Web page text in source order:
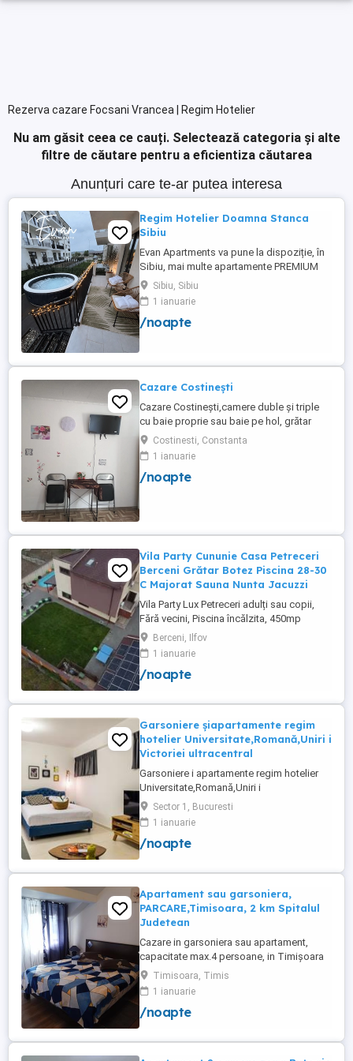
Rezerva cazare Focsani Vrancea | Regim Hotelier
Nu am găsit ceea ce cauți. Selectează categoria și alte
filtre de căutare pentru a eficientiza căutarea
Anunțuri care te-ar putea interesa
Regim Hotelier Doamna Stanca
Sibiu
Evan Apartments va pune la dispoziție, în
Sibiu, mai multe apartamente PREMIUM
pentru cazare în regim hotelier.
Apartamentele sunt complet mobilate și
utilate(veselă, lenjerii, prosoape, apă suc,
cafea, toy box-uri pentru copii și PS4 cu
Sibiu, Sibiu
1 ianuarie
/noapte
Cazare Costinești
Cazare Costinești,camere duble și triple
cu baie proprie sau baie pe hol, grătar
frigider curte,parcare proprie , prețuri
începând de la 150 lei pe noapte,telefon
Costinesti, Constanta
1 ianuarie
/noapte
Vila Party Cununie Casa Petreceri
Berceni Grătar Botez Piscina 28-30
C Majorat Sauna Nunta Jacuzzi
Vila Party Lux Petreceri adulți sau copii,
Fără vecini, Piscina încălzita, 450mp
S+P+2E lângă București ( Berceni- Ilfov) ,
asfalt, Uber Bolt ,pentru cazare regim
hotelier, petreceri copii, pool party 30 ,
onomastici , nunti , botezuri, team building
party, ...
Berceni, Ilfov
1 ianuarie
/noapte
Garsoniere șiapartamente regim
hotelier Universitate,Romană,Uniri i
Victoriei ultracentral
Garsoniere i apartamente regim hotelier
Universitate,Romană,Uniri i
Victoriei,renovate recent i utilate complet.
Preț: De la 120-200 lei pentru 3 ore Preț
garsoniere 120-200 lei pentru noapte Preț
apartamente 200-300 lei pentru noapte
Sector 1, Bucuresti
1 ianuarie
/noapte
Apartament sau garsoniera,
PARCARE,Timisoara, 2 km Spitalul
Judetean
Cazare in garsoniera sau apartament,
capacitate max.4 persoane, in Timișoara
la 2 km de Spitalul Judetean. (la doua
strazi)de zona Calea Buziasului
Lic.Electrotimis si la 2 km de Mosnita
Noua Centura. PARCARE. Situat la et.1 al
+wifi , frigider, mașină spălat, ...
Timisoara, Timis
1 ianuarie
/noapte